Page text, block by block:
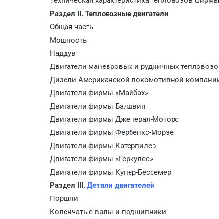
Раздел II. Тепловозные двигатели
Общая часть
Мощность
Наддув
Двигатели маневровых и рудничных
Дизели Американской локомотивной
Двигатели фирмы «Майбах»
Двигатели фирмы Балдвин
Двигатели фирмы Дженерал-Моторс
Двигатели фирмы Фербенкс-Морзе
Двигатели фирмы Катерпилер
Двигатели фирмы «Геркулес»
Двигатели фирмы Купер-Бессемер
Раздел III. Детали двигателей
Поршни
Коленчатые валы и подшипники